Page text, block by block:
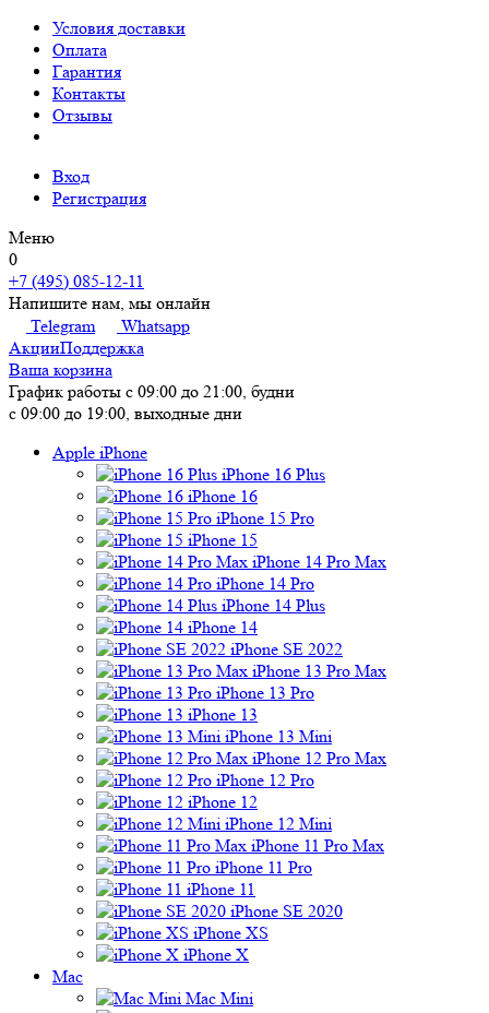
Условия доставки
Оплата
Гарантия
Контакты
Отзывы
Вход
Регистрация
Меню
0
+7 (495) 085-12-11
Напишите нам, мы онлайн
Telegram
Whatsapp
АкцииПоддержка
Ваша корзина
График работы с 09:00 до 21:00, будни
с 09:00 до 19:00, выходные дни
Apple iPhone
iPhone 16 Plus
iPhone 16
iPhone 15 Pro
iPhone 15
iPhone 14 Pro Max
iPhone 14 Pro
iPhone 14 Plus
iPhone 14
iPhone SE 2022
iPhone 13 Pro Max
iPhone 13 Pro
iPhone 13
iPhone 13 Mini
iPhone 12 Pro Max
iPhone 12 Pro
iPhone 12
iPhone 12 Mini
iPhone 11 Pro Max
iPhone 11 Pro
iPhone 11
iPhone SE 2020
iPhone XS
iPhone X
Mac
Mac Mini